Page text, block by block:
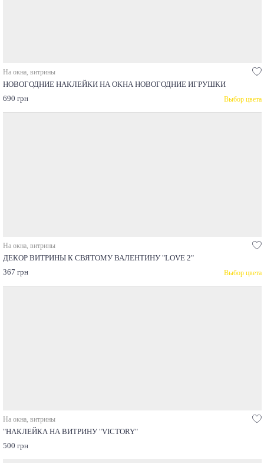
На окна, витрины
НОВОГОДНИЕ НАКЛЕЙКИ НА ОКНА НОВОГОДНИЕ ИГРУШКИ
690 грн
Выбор цвета
На окна, витрины
ДЕКОР ВИТРИНЫ К СВЯТОМУ ВАЛЕНТИНУ "LOVE 2"
367 грн
Выбор цвета
На окна, витрины
"НАКЛЕЙКА НА ВИТРИНУ "VICTORY"
500 грн